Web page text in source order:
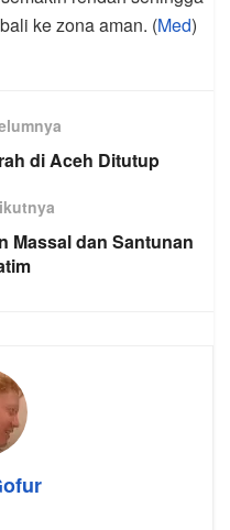
ke zona aman. (Med)
di Aceh Ditutup
Massal dan Santunan